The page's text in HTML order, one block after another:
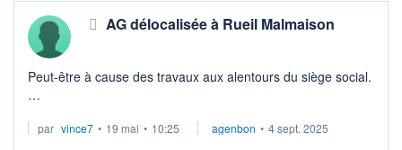
AG délocalisée à Rueil Malmaison
Peut-être à cause des travaux aux alentours du siège social.
certain que je ne pourrai pas m'y rendre.
par vince7 • 19 mai • 10:25 agenbon • 4 sept. 2025